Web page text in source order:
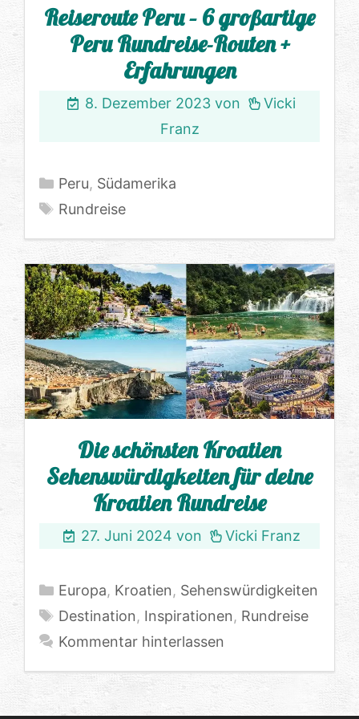
Reiseroute Peru – 6 großartige
Peru Rundreise-Routen +
Erfahrungen
8. Dezember 2023 von
Vicki
Franz
Kategorien
Peru, Südamerika
Schlagwörter
Rundreise
Die schönsten Kroatien
Sehenswürdigkeiten für deine
Kroatien Rundreise
27. Juni 2024 von Vicki Franz
Kategorien
Europa, Kroatien, Sehenswürdigkeiten
Schlagwörter
Destination, Inspirationen, Rundreise
Kommentar hinterlassen